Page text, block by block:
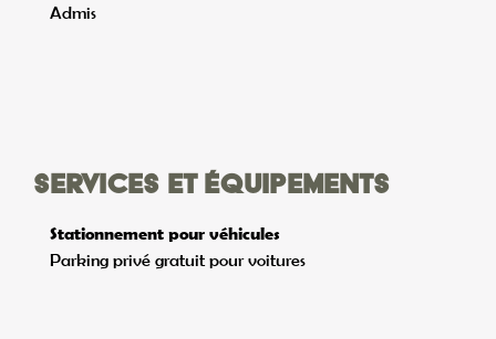
Admis
Services et équipements
Stationnement pour véhicules
Parking privé gratuit pour voitures